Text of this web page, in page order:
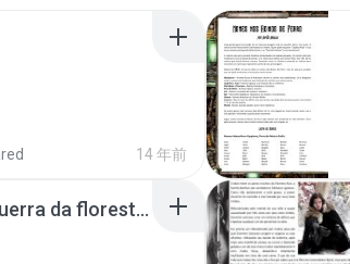
14 年前
batalhas historicas - 1º guerra da floresta dos espinhos.pdf